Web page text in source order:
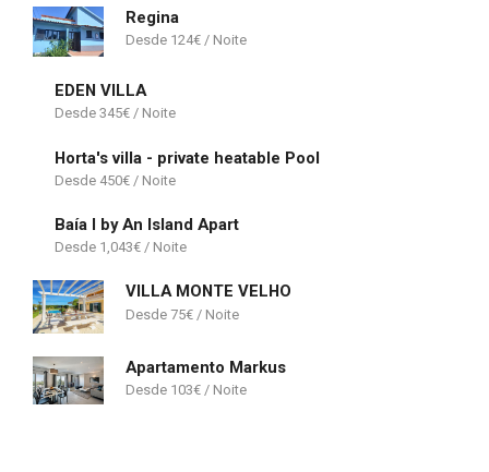
Regina
124€
EDEN VILLA
345€
Horta's villa - private heatable Pool
450€
Baía I by An Island Apart
1,043€
VILLA MONTE VELHO
75€
Apartamento Markus
103€